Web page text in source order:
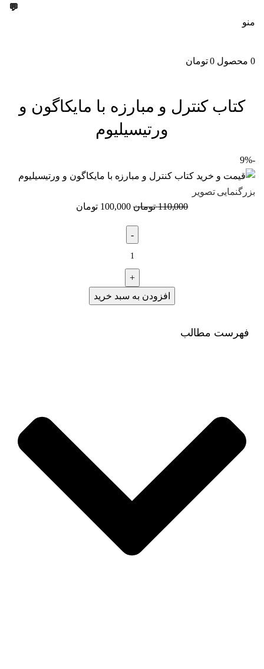
💬
منو
0 محصول 0 تومان
کتاب کنترل و مبارزه با مایکاگون و
ورتیسیلیوم
-9%
بزرگنمایی تصویر
110,000 تومان 100,000 تومان
افزودن به سبد خرید
فهرست مطالب